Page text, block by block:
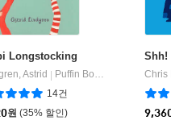
Longstocking
Astrid
Puffin Books
14건
원 (35% 할인)
Shh!
Chris